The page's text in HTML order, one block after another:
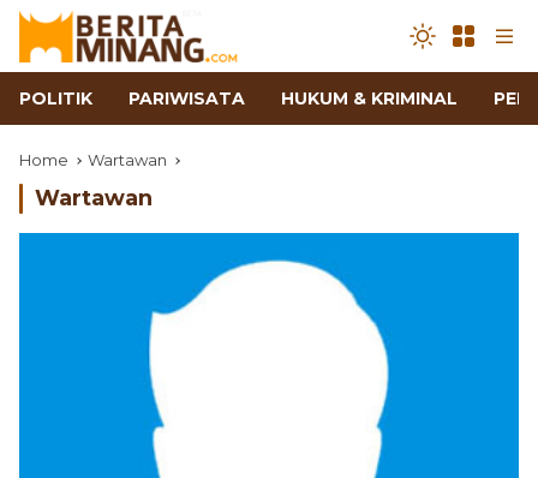
POLITIK PARIWISATA HUKUM & KRIMINAL
Home Wartawan
Wartawan